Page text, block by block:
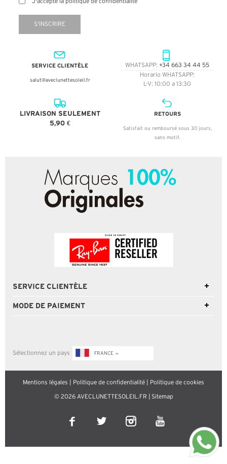
S'INSCRIRE
SERVICE CLIENTÈLE
salut@aveclunettesoleil.fr
WHATSAPP: +34 663 34 44 55
Horario WHATSAPP:
L-V: 10:00 a 13:30
LIVRAISON SEULEMENT
5,90 €
RETOURS
Satisfait ou remboursé sous 30 jours,
sans motif.
SERVICE CLIENTÈLE
MODE DE PAIEMENT
Sélectionnez un pays FRANCE
Mentions légales Politique de confidentialité Politique de cookies
© 2026 AVECLUNETTESOLEIL.FR | Sitemap